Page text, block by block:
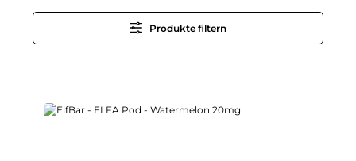
Produkte filtern